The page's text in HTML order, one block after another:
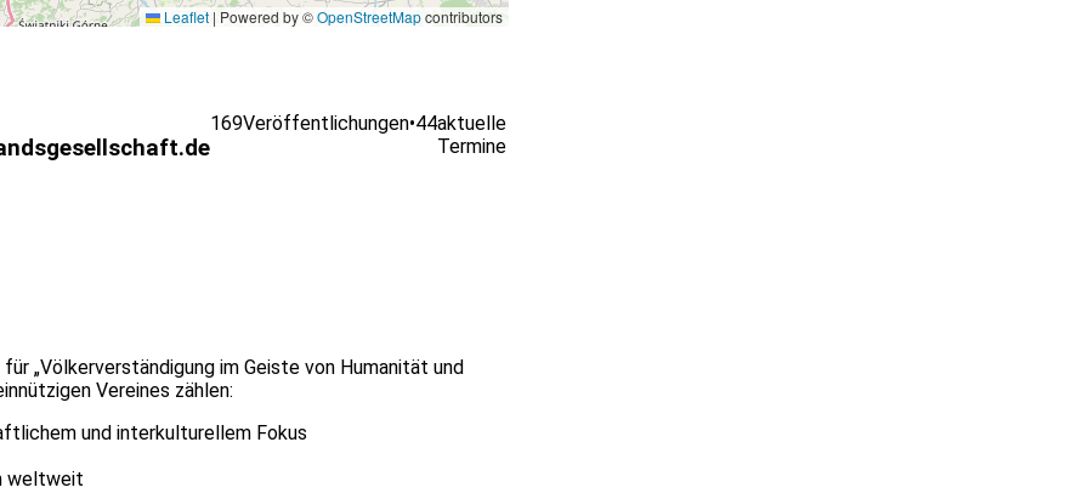
Leaflet | Powered by ©OpenStreetMapcontributors
169Veröffentlichungen•44aktuelle
Termine
„Völkerverständigung im Geiste von Humanität und
Vereines zählen:
und interkulturellem Fokus
weltweit